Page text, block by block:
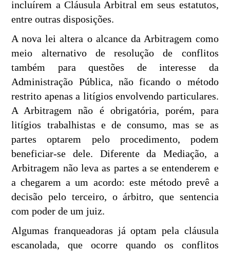
incluírem a Cláusula Arbitral em seus estatutos,
entre outras disposições.
A nova lei altera o alcance da Arbitragem como
meio alternativo de resolução de conflitos
também para questões de interesse da
Administração Pública, não ficando o método
restrito apenas a litígios envolvendo particulares.
A Arbitragem não é obrigatória, porém, para
litígios trabalhistas e de consumo, mas se as
partes optarem pelo procedimento, podem
beneficiar-se dele. Diferente da Mediação, a
Arbitragem não leva as partes a se entenderem e
a chegarem a um acordo: este método prevê a
decisão pelo terceiro, o árbitro, que sentencia
com poder de um juiz.
Algumas franqueadoras já optam pela cláusula
escanolada, que ocorre quando os conflitos